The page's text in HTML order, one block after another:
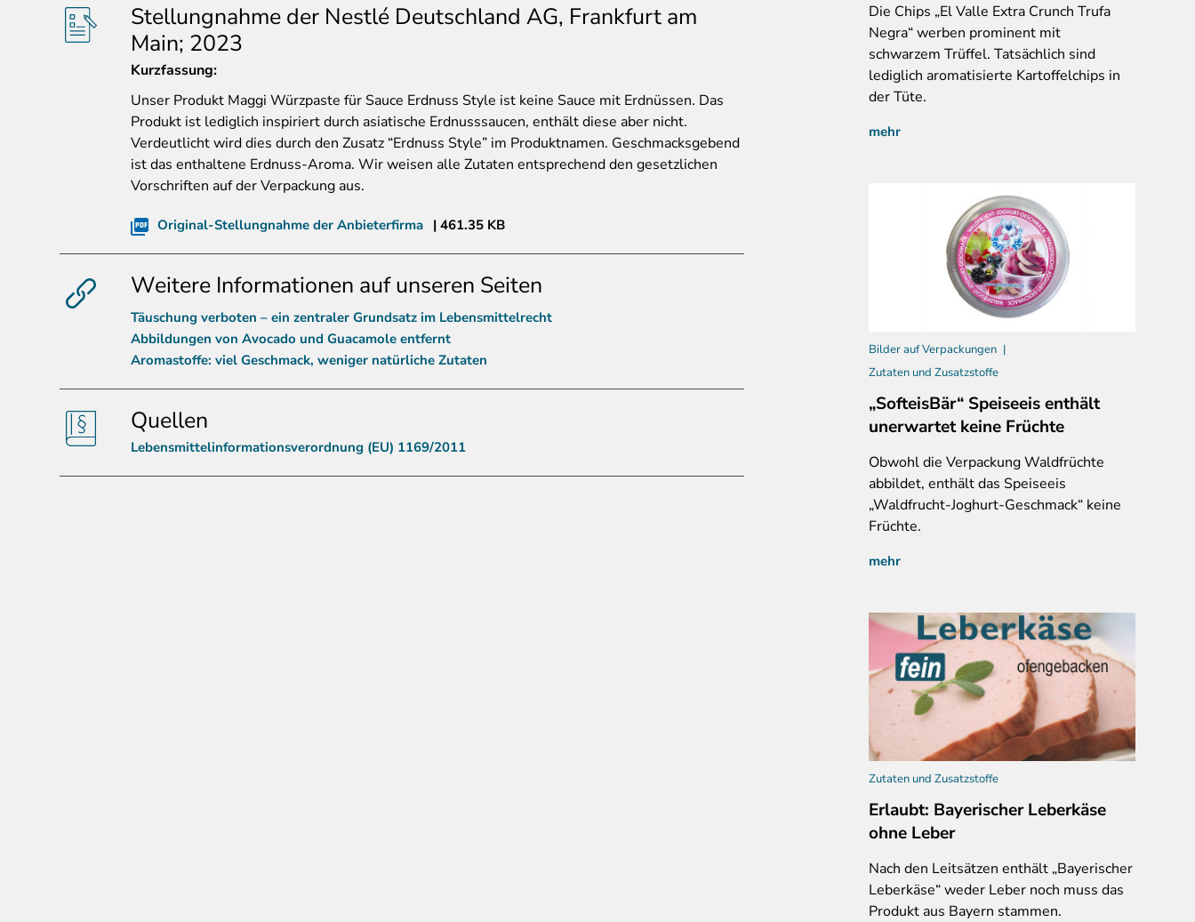
Stellungnahme der Nestlé Deutschland AG, Frankfurt am
Main; 2023
Kurzfassung:
Unser Produkt Maggi Würzpaste für Sauce Erdnuss Style ist keine Sauce mit Erdnüssen. Das
Produkt ist lediglich inspiriert durch asiatische Erdnusssaucen, enthält diese aber nicht.
Verdeutlicht wird dies durch den Zusatz “Erdnuss Style” im Produktnamen. Geschmacksgebend
ist das enthaltene Erdnuss-Aroma. Wir weisen alle Zutaten entsprechend den gesetzlichen
Vorschriften auf der Verpackung aus.
Original-Stellungnahme der Anbieterfirma 461.35 KB
Weitere Informationen auf unseren Seiten
Täuschung verboten – ein zentraler Grundsatz im Lebensmittelrecht
Abbildungen von Avocado und Guacamole entfernt
Aromastoffe: viel Geschmack, weniger natürliche Zutaten
Quellen
Lebensmittelinformationsverordnung (EU) 1169/2011
Die Chips „El Valle Extra Crunch Trufa
Negra“ werben prominent mit
schwarzem Trüffel. Tatsächlich sind
lediglich aromatisierte Kartoffelchips in
der Tüte.
mehr
Bilder auf Verpackungen
Zutaten und Zusatzstoffe
„SofteisBär“ Speiseeis enthält
unerwartet keine Früchte
Obwohl die Verpackung Waldfrüchte
abbildet, enthält das Speiseeis
„Waldfrucht-Joghurt-Geschmack“ keine
Früchte.
mehr
Zutaten und Zusatzstoffe
Erlaubt: Bayerischer Leberkäse
ohne Leber
Nach den Leitsätzen enthält „Bayerischer
Leberkäse“ weder Leber noch muss das
Produkt aus Bayern stammen.